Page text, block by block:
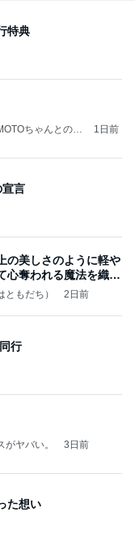
特典
ちゃんとのは
1日前
宣言
の美しさのように軽や
心奪われる魔法を織り
もだち） 2日前
行
ヤバい。 3日前
た想い